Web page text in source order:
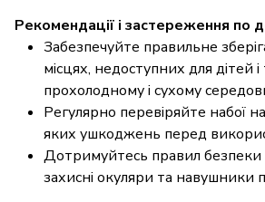
Рекомендації і застереження по
Забезпечуйте правильне
місцях, недоступних для дітей
прохолодному і сухому
Регулярно перевіряйте набої
яких ушкоджень перед
Дотримуйтесь правил безпеки
захисні окуляри та навушники